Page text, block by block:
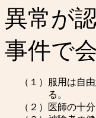
異常が
事件で
（１）
服用は自
る。
（２）
医師の十